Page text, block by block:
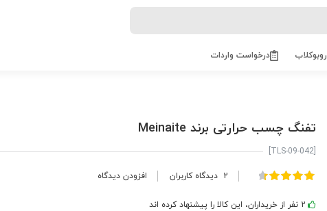
روبوکلاب درخواست واردات
تفنگ چسب حرارتی برند Meinaite
[TLS-09-042]
امتیاز:
2 دیدگاه کاربران افزودن دیدگاه
2 نفر از خریداران، این کالا را پیشنهاد کرده اند